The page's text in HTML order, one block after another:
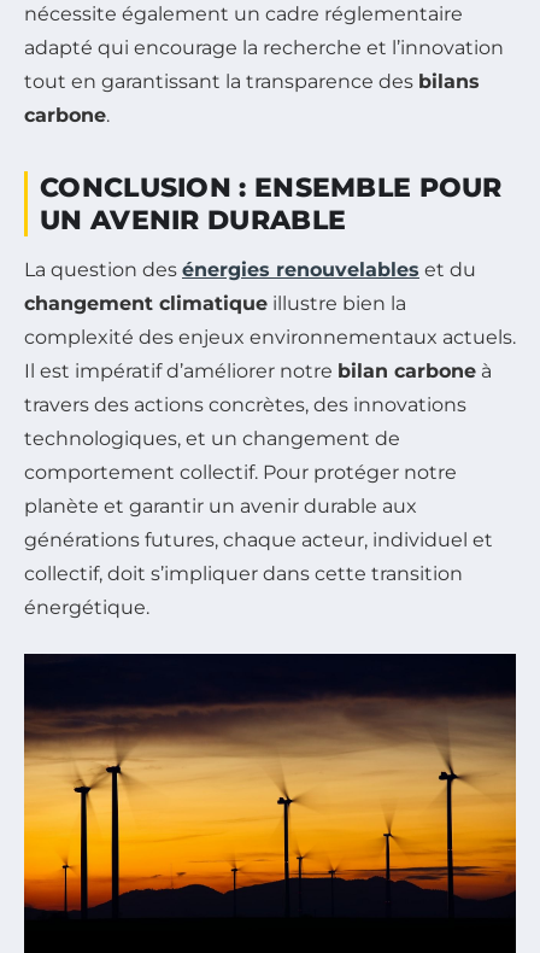
nécessite également un cadre réglementaire
adapté qui encourage la recherche et l’innovation
tout en garantissant la transparence des bilans
carbone.
CONCLUSION : ENSEMBLE POUR
UN AVENIR DURABLE
La question des énergies renouvelables et du
changement climatique illustre bien la
complexité des enjeux environnementaux actuels.
Il est impératif d’améliorer notre bilan carbone à
travers des actions concrètes, des innovations
technologiques, et un changement de
comportement collectif. Pour protéger notre
planète et garantir un avenir durable aux
générations futures, chaque acteur, individuel et
collectif, doit s’impliquer dans cette transition
énergétique.